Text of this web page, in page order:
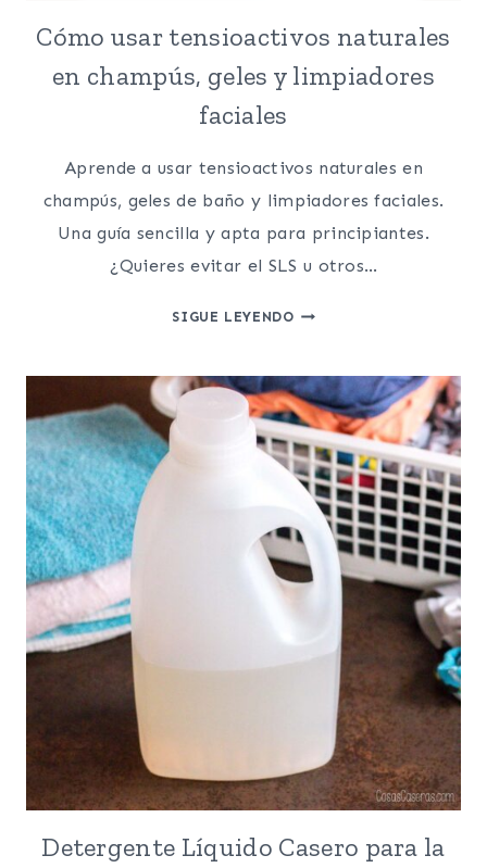
Cómo usar tensioactivos naturales
en champús, geles y limpiadores
faciales
Aprende a usar tensioactivos naturales en
champús, geles de baño y limpiadores faciales.
Una guía sencilla y apta para principiantes.
¿Quieres evitar el SLS u otros…
SIGUE LEYENDOCÓMO
NATURALES
EN
CHAMPÚS,
GELES
LIMPIADORES
FACIALES
Detergente Líquido Casero para la